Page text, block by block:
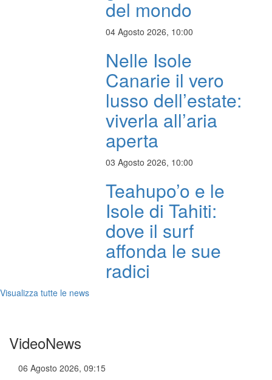
del mondo
04 Agosto 2026, 10:00
Nelle Isole
Canarie il vero
lusso dell’estate:
viverla all’aria
aperta
03 Agosto 2026, 10:00
Teahupo’o e le
Isole di Tahiti:
dove il surf
affonda le sue
radici
Visualizza tutte le news
VideoNews
06 Agosto 2026, 09:15